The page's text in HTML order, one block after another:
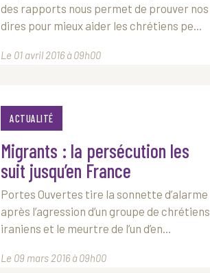
des rapports nous permet de prouver nos
dires pour mieux aider les chrétiens pe...
Le 01 avril 2016 à 09h00
ACTUALITÉ
Migrants : la persécution les
suit jusqu’en France
Portes Ouvertes tire la sonnette d’alarme
après l’agression d’un groupe de chrétiens
iraniens et le meurtre de l’un d’en...
Le 09 mars 2016 à 09h00